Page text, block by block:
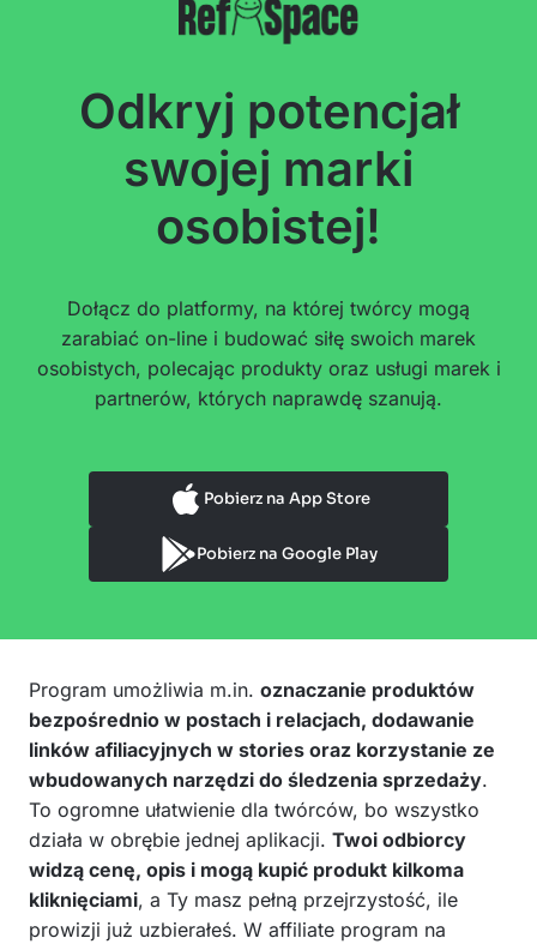
Odkryj potencjał
swojej marki
osobistej!
Dołącz do platformy, na której twórcy mogą
zarabiać on-line i budować siłę swoich marek
osobistych, polecając produkty oraz usługi marek i
partnerów, których naprawdę szanują.
Pobierz na App Store
Pobierz na Google Play
Program umożliwia m.in. oznaczanie produktów
bezpośrednio w postach i relacjach, dodawanie
linków afiliacyjnych w stories oraz korzystanie ze
wbudowanych narzędzi do śledzenia sprzedaży.
To ogromne ułatwienie dla twórców, bo wszystko
działa w obrębie jednej aplikacji. Twoi odbiorcy
widzą cenę, opis i mogą kupić produkt kilkoma
kliknięciami, a Ty masz pełną przejrzystość, ile
prowizji już uzbierałeś. W affiliate program na